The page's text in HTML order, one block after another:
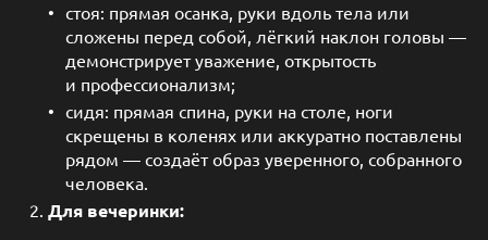
стоя: прямая осанка, руки вдоль тела или
сложены перед собой, лёгкий наклон головы —
демонстрирует уважение, открытость
и профессионализм;
сидя: прямая спина, руки на столе, ноги
скрещены в коленях или аккуратно поставлены
рядом — создаёт образ уверенного, собранного
человека.
Для вечеринки: